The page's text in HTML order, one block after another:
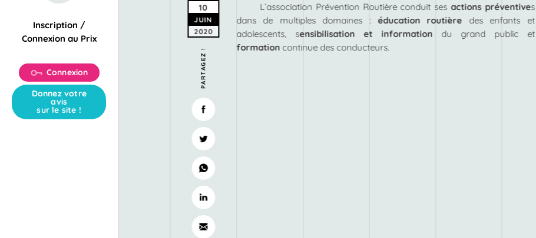
Inscription /
Connexion au Prix
Connexion
Donnez votre
avis
sur le site !
L’association Prévention Routière conduit sesactions préventives
dans de multiples domaines :éducation routière des enfants et
adolescents, sensibilisation et information du grand public et
formation continue des conducteurs.
10
JUIN
2020
PARTAGEZ !